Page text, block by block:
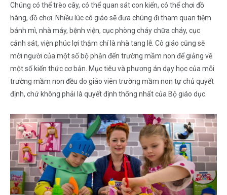
Chúng có thể trèo cây, có thể quan sát con kiến, có thể chơi đồ
hàng, đồ chơi. Nhiều lúc cô giáo sẽ đưa chúng đi tham quan tiệm
bánh mì, nhà máy, bệnh viện, cục phòng cháy chữa cháy, cục
cảnh sát, viện phúc lợi thậm chí là nhà tang lễ. Cô giáo cũng sẽ
mời người của một số bộ phận đến trường mầm non để giảng về
một số kiến thức cơ bản. Mục tiêu và phương án dạy học của mỗi
trường mầm non đều do giáo viên trường mầm non tự chủ quyết
định, chứ không phải là quyết định thống nhất của Bộ giáo dục.